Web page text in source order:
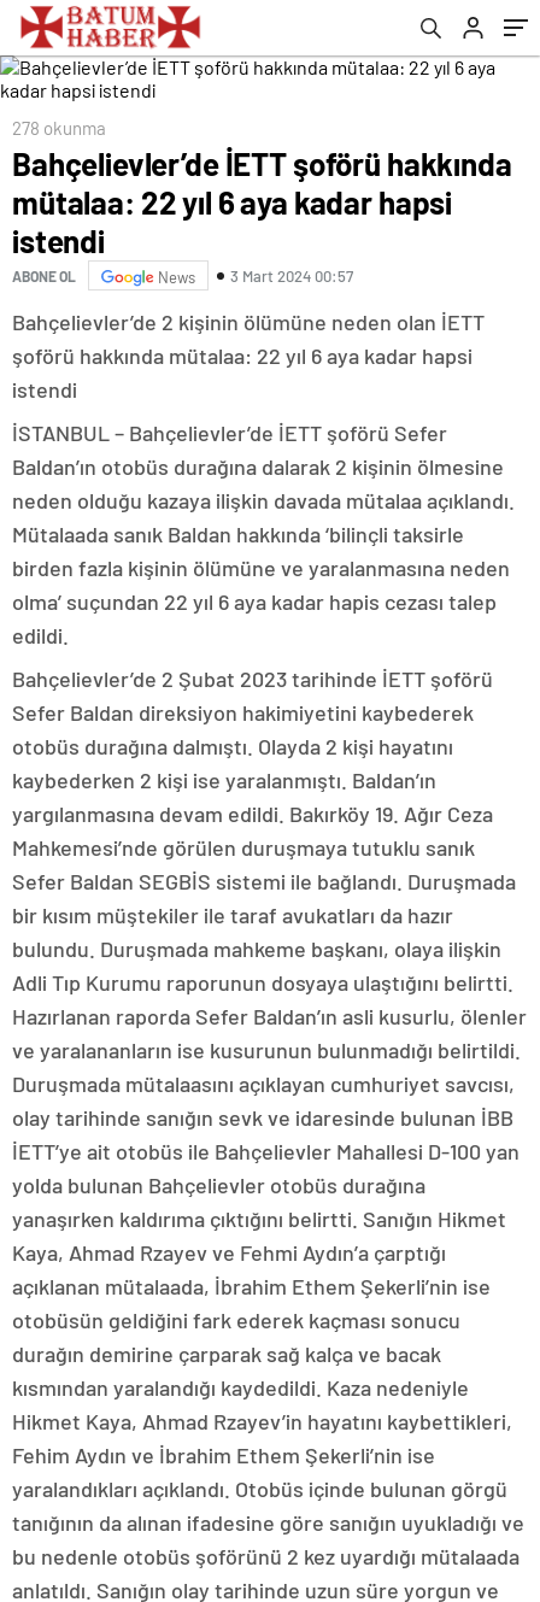
278 okunma
Bahçelievler’de İETT şoförü hakkında
mütalaa: 22 yıl 6 aya kadar hapsi
istendi
ABONE OL News 3 Mart 2024 00:57
Bahçelievler’de 2 kişinin ölümüne neden olan İETT
şoförü hakkında mütalaa: 22 yıl 6 aya kadar hapsi
istendi
İSTANBUL – Bahçelievler’de İETT şoförü Sefer
Baldan’ın otobüs durağına dalarak 2 kişinin ölmesine
neden olduğu kazaya ilişkin davada mütalaa açıklandı.
Mütalaada sanık Baldan hakkında ‘bilinçli taksirle
birden fazla kişinin ölümüne ve yaralanmasına neden
olma’ suçundan 22 yıl 6 aya kadar hapis cezası talep
edildi.
Bahçelievler’de 2 Şubat 2023 tarihinde İETT şoförü
Sefer Baldan direksiyon hakimiyetini kaybederek
otobüs durağına dalmıştı. Olayda 2 kişi hayatını
kaybederken 2 kişi ise yaralanmıştı. Baldan’ın
yargılanmasına devam edildi. Bakırköy 19. Ağır Ceza
Mahkemesi’nde görülen duruşmaya tutuklu sanık
Sefer Baldan SEGBİS sistemi ile bağlandı. Duruşmada
bir kısım müştekiler ile taraf avukatları da hazır
bulundu. Duruşmada mahkeme başkanı, olaya ilişkin
Adli Tıp Kurumu raporunun dosyaya ulaştığını belirtti.
Hazırlanan raporda Sefer Baldan’ın asli kusurlu, ölenler
ve yaralananların ise kusurunun bulunmadığı belirtildi.
Duruşmada mütalaasını açıklayan cumhuriyet savcısı,
olay tarihinde sanığın sevk ve idaresinde bulunan İBB
İETT’ye ait otobüs ile Bahçelievler Mahallesi D-100 yan
yolda bulunan Bahçelievler otobüs durağına
yanaşırken kaldırıma çıktığını belirtti. Sanığın Hikmet
Kaya, Ahmad Rzayev ve Fehmi Aydın’a çarptığı
açıklanan mütalaada, İbrahim Ethem Şekerli’nin ise
otobüsün geldiğini fark ederek kaçması sonucu
durağın demirine çarparak sağ kalça ve bacak
kısmından yaralandığı kaydedildi. Kaza nedeniyle
Hikmet Kaya, Ahmad Rzayev’in hayatını kaybettikleri,
Fehim Aydın ve İbrahim Ethem Şekerli’nin ise
yaralandıkları açıklandı. Otobüs içinde bulunan görgü
tanığının da alınan ifadesine göre sanığın uyukladığı ve
bu nedenle otobüs şoförünü 2 kez uyardığı mütalaada
anlatıldı. Sanığın olay tarihinde uzun süre yorgun ve